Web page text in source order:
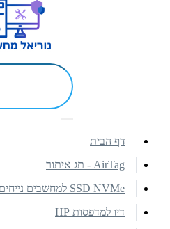
דף הבית
AirTag - תג איתור
SSD NVMe למחשבים נייחים וניידים
דיו למדפסות HP